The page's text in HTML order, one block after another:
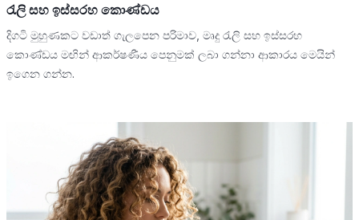
රැලි සහ ඉස්සරහ කොණ්ඩය
දිගටි මුහුණකට වඩාත් ගැලපෙන පරිමාව, මෘදු රැලි සහ ඉස්සරහ
කොණ්ඩය මඟින් ආකර්ෂණීය පෙනුමක් ලබා ගන්නා ආකාරය මෙයින්
ඉගෙන ගන්න.